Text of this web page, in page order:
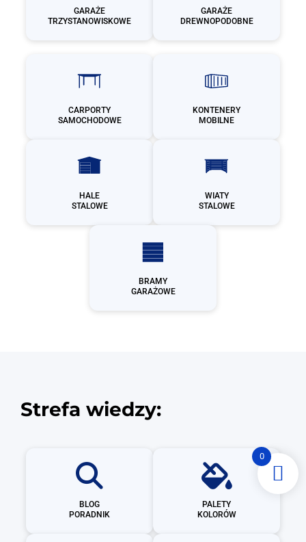
GARAŻE
TRZYSTANOWISKOWE
GARAŻE
DREWNOPODOBNE
CARPORTY
SAMOCHODOWE
KONTENERY
MOBILNE
HALE
STALOWE
WIATY
STALOWE
BRAMY
GARAŻOWE
Strefa wiedzy:
BLOG
PORADNIK
PALETY
KOLORÓW
0